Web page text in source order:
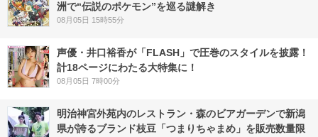
洲で“伝説のポケモン”を巡る謎解き
08月05日 15時55分
声優・井口裕香が「FLASH」で圧巻のスタイルを披露！
計18ページにわたる大特集に！
08月05日 7時00分
明治神宮外苑内のレストラン・森のビアガーデンで新潟
県が誇るブランド枝豆「つまりちゃまめ」を販売数量限